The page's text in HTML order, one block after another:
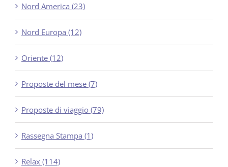
Nord America (23)
Nord Europa (12)
Oriente (12)
Proposte del mese (7)
Proposte di viaggio (79)
Rassegna Stampa (1)
Relax (114)